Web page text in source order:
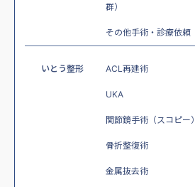
群）
その他手術・診療依頼
いとう整形 ACL再建術
UKA
関節鏡手術（スコピー）
骨折整復術
金属抜去術